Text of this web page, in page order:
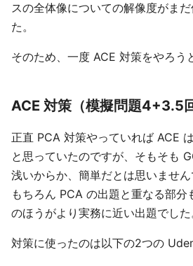
スの全体像についての解像度がま
た。
そのため、一度 ACE 対策をやろう
ACE 対策（模擬問題4+3.5
正直 PCA 対策やっていれば ACE
と思っていたのですが、そもそも
浅いからか、簡単だとは思いません
もちろん PCA の出題と重なる部分
のほうがより実務に近い出題でした
対策に使ったのは以下の2つの